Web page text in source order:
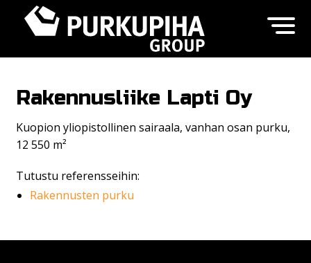
Rakennusliike Lapti Oy
Kuopion yliopistollinen sairaala, vanhan osan purku,
12 550 m²
Tutustu referensseihin:
Rakennusten purku